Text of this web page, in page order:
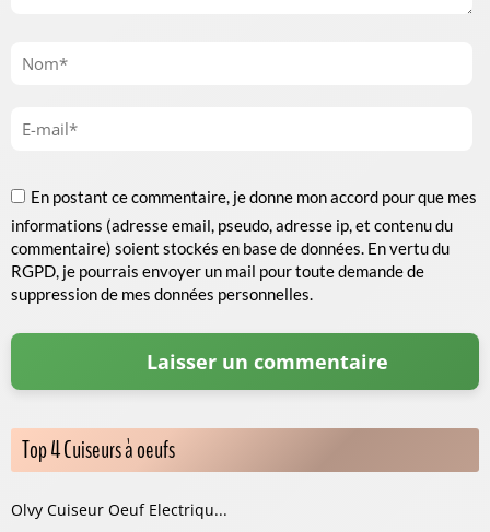
En postant ce commentaire, je donne mon accord pour que mes
informations (adresse email, pseudo, adresse ip, et contenu du
commentaire) soient stockés en base de données. En vertu du
RGPD, je pourrais envoyer un mail pour toute demande de
suppression de mes données personnelles.
Top 4 Cuiseurs à oeufs
Olvy Cuiseur Oeuf Electriqu...